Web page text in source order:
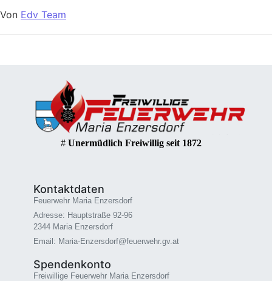
Von Edv Team
# Unermüdlich Freiwillig seit 1872
Kontaktdaten
Feuerwehr Maria Enzersdorf
Adresse: Hauptstraße 92-96
2344 Maria Enzersdorf
Email: Maria-Enzersdorf@feuerwehr.gv.at
Spendenkonto
Freiwillige Feuerwehr Maria Enzersdorf